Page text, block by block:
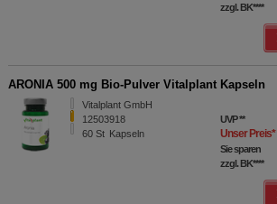
zzgl. BK****
ARONIA 500 mg Bio-Pulver Vitalplant Kapseln
Vitalplant GmbH
12503918
60 St Kapseln
UVP**
Unser Preis*
Sie sparen
zzgl. BK****